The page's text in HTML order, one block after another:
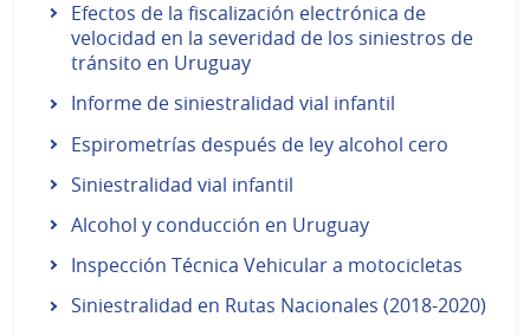
Efectos de la fiscalización electrónica de
velocidad en la severidad de los siniestros de
tránsito en Uruguay
Informe de siniestralidad vial infantil
Espirometrías después de ley alcohol cero
Siniestralidad vial infantil
Alcohol y conducción en Uruguay
Inspección Técnica Vehicular a motocicletas
Siniestralidad en Rutas Nacionales (2018-2020)